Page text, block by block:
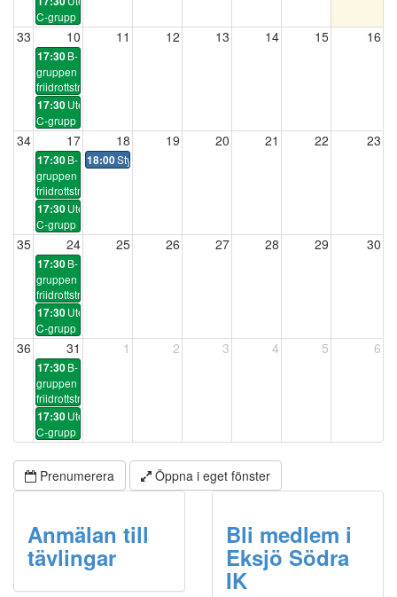
C-grupp
17:30Uteträning
C-grupp
17:30B-
gruppen
friidrottsträning
17:30Uteträning
C-grupp
17:30B-
gruppen
friidrottsträning
17:30B-
gruppen
friidrottsträning
17:30Uteträning
C-grupp
17:30B-
gruppen
friidrottsträning
17:30Uteträning
C-grupp
18:00Styrelsemöte
33 10 11 12 13 14 15 16
34 17 18 19 20 21 22 23
35 24 25 26 27 28 29 30
36 31 1 2 3 4 5 6
Prenumerera Öppna i eget fönster
Anmälan till
tävlingar
Bli medlem i
Eksjö Södra
IK